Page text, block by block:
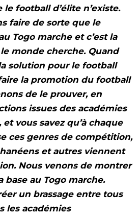
football d’élite n’existe.
faire de sorte que le
Togo marche et c’est la
monde cherche. Quand
solution pour le football
la promotion du football
de le prouver, en
issues des académies
vous savez qu’à chaque
ces genres de compétition,
et autres viennent
Nous venons de montrer
base au Togo marche.
un brassage entre tous
les académies